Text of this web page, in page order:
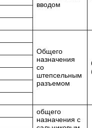
вводом
Общего
назначения
со
штепсельным
разъемом
общего
назначения с